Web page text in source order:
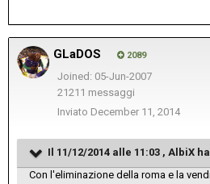
GLaDOS 2089
Joined: 05-Jun-2007
21211 messaggi
Inviato December 11, 2014
Il 11/12/2014 alle 11:03 , AlbiX
Con l'eliminazione della roma e la